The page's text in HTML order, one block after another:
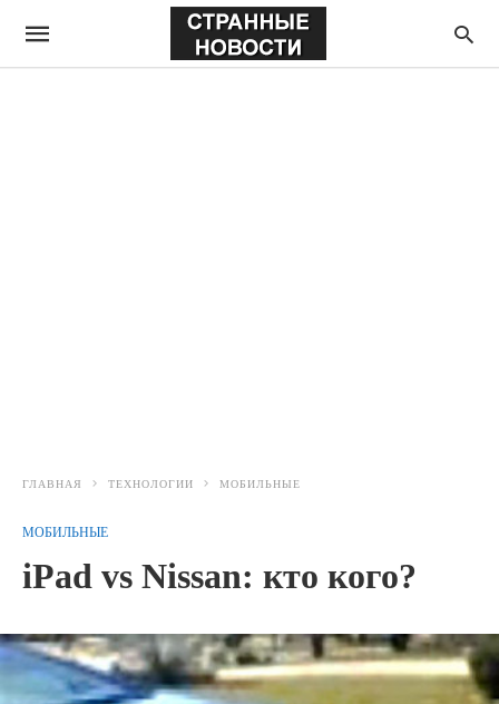
ГЛАВНАЯ ТЕХНОЛОГИИ МОБИЛЬНЫЕ
МОБИЛЬНЫЕ
iPad vs Nissan: кто кого?